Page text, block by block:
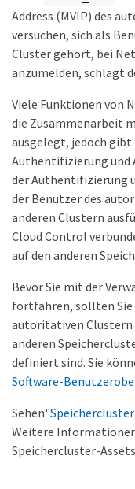
Address (MVIP) des
versuchen, sich als
Cluster gehört, bei
anzumelden, schlägt
Viele Funktionen von
die Zusammenarbeit
ausgelegt, jedoch gibt
Authentifizierung und
der Authentifizierung
der Benutzer des
anderen Clustern
Cloud Control
auf den anderen
Bevor Sie mit der
fortfahren, sollten Sie
autoritativen Clustern
anderen
definiert sind. Sie
Software-
Sehen
Weitere
Speichercluster-